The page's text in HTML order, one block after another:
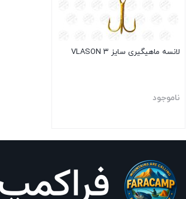
لانسه ماهیگیری سایز ۳ VLASON
ناموجود